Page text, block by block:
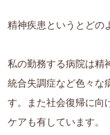
精神疾患というとどの
私の勤務する病院は精
統合失調症など色々な
す。また社会復帰に向
ケアも有しています。